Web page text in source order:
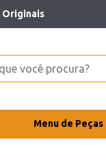
Originais
Menu de Peças